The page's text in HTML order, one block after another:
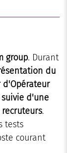
group. Durant
du
d'Opérateur
suivie d'une
.
tests
courant